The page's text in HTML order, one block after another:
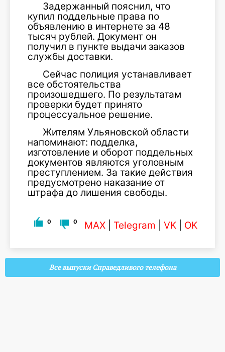
Задержанный пояснил, что
купил поддельные права по
объявлению в интернете за 48
тысяч рублей. Документ он
получил в пункте выдачи заказов
службы доставки.
Сейчас полиция устанавливает
все обстоятельства
произошедшего. По результатам
проверки будет принято
процессуальное решение.
Жителям Ульяновской области
напоминают: подделка,
изготовление и оборот поддельных
документов являются уголовным
преступлением. За такие действия
предусмотрено наказание от
штрафа до лишения свободы.
0 0 MAX Telegram VK OK
Все выпуски Справедливого телефона